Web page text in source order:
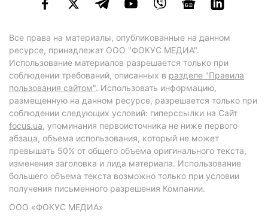
Все права на материалы, опубликованные на данном
ресурсе, принадлежат ООО "ФОКУС МЕДИА".
Использование материалов разрешается только при
соблюдении требований, описанных в разделе "Правила
пользования сайтом". Использовать информацию,
размещенную на данном ресурсе, разрешается только при
соблюдении следующих условий: гиперссылки на Сайт
focus.ua, упоминания первоисточника не ниже первого
абзаца, объема использования, который не может
превышать 50% от общего объема оригинального текста,
изменения заголовка и лида материала. Использование
большего объема текста возможно только при условии
получения письменного разрешения Компании.
ООО «ФОКУС МЕДИА»